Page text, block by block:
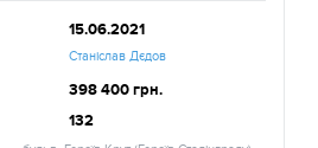
15.06.2021
Станіслав Дєдов
398 400 грн.
132